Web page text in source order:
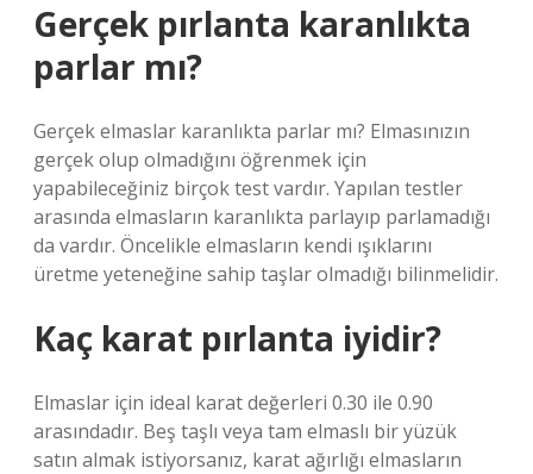
Gerçek pırlanta karanlıkta
parlar mı?
Gerçek elmaslar karanlıkta parlar mı? Elmasınızın
gerçek olup olmadığını öğrenmek için
yapabileceğiniz birçok test vardır. Yapılan testler
arasında elmasların karanlıkta parlayıp parlamadığı
da vardır. Öncelikle elmasların kendi ışıklarını
üretme yeteneğine sahip taşlar olmadığı bilinmelidir.
Kaç karat pırlanta iyidir?
Elmaslar için ideal karat değerleri 0.30 ile 0.90
arasındadır. Beş taşlı veya tam elmaslı bir yüzük
satın almak istiyorsanız, karat ağırlığı elmasların